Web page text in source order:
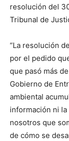
resolución del
Tribunal de
“La resolución
por el pedido
que pasó más
Gobierno de
ambiental
información ni
nosotros que
de cómo se